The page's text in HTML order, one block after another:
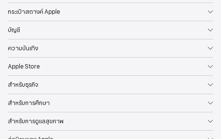
กระเป๋าสตางค์ Apple
บัญชี
ความบันเทิง
Apple Store
สำหรับธุรกิจ
สำหรับการศึกษา
สำหรับการดูแลสุขภาพ